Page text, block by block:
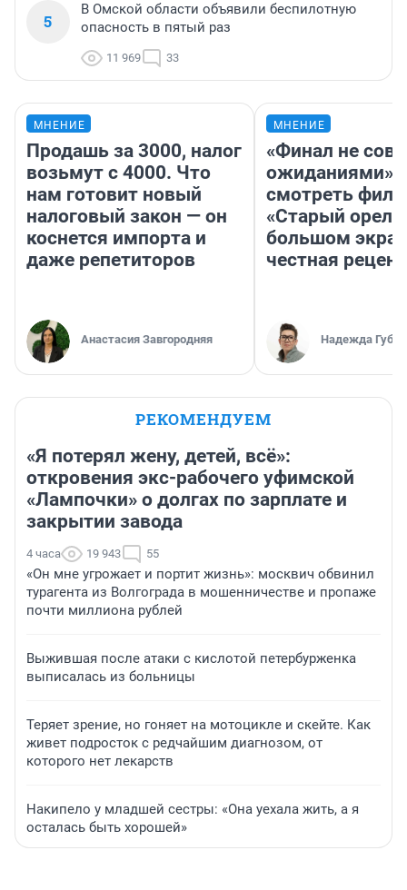
5
В Омской области объявили беспилотную
опасность в пятый раз
11 969 33
МНЕНИЕ
Продашь за 3000, налог
возьмут с 4000. Что
нам готовит новый
налоговый закон — он
коснется импорта и
даже репетиторов
Анастасия Завгородняя
МНЕНИЕ
«Финал не
ожиданиями»:
смотреть
«Старый орел»
большом
честная
Надежда
РЕКОМЕНДУЕМ
«Я потерял жену, детей, всё»:
откровения экс-рабочего уфимской
«Лампочки» о долгах по зарплате и
закрытии завода
4 часа 19 943 55
«Он мне угрожает и портит жизнь»: москвич обвинил
турагента из Волгограда в мошенничестве и пропаже
почти миллиона рублей
Выжившая после атаки с кислотой петербурженка
выписалась из больницы
Теряет зрение, но гоняет на мотоцикле и скейте. Как
живет подросток с редчайшим диагнозом, от
которого нет лекарств
Накипело у младшей сестры: «Она уехала жить, а я
осталась быть хорошей»